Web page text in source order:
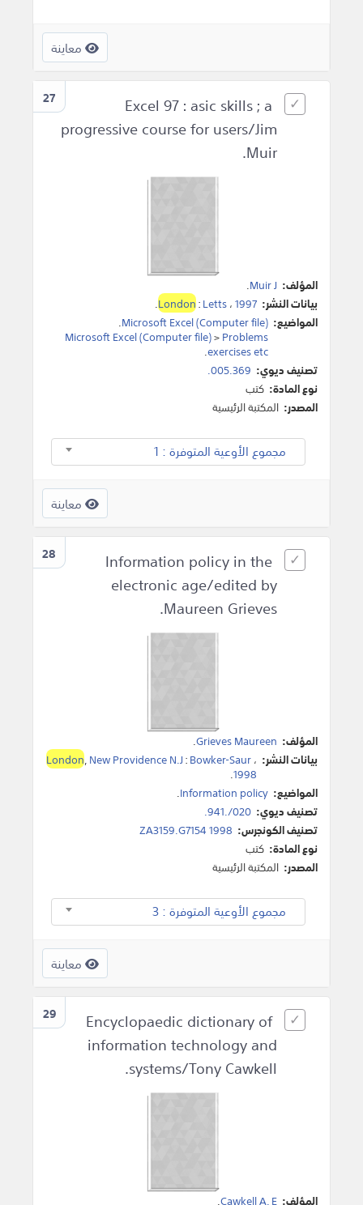
معاينة
27
Excel 97 : asic skills ; a
progressive course for users/Jim
Muir.
المؤلف: Muir J
.
بيانات النشر:
London:Letts،1997
.
المواضيع: Microsoft Excel (Computer file)
.
Microsoft Excel (Computer file)>Problems
exercises etc
.
تصنيف ديوي: 005.369.
نوع المادة: كتب
المصدر: المكتبة الرئيسية
مجموع الأوعية المتوفرة : 1
معاينة
28
Information policy in the
electronic age/edited by
Maureen Grieves.
المؤلف: Grieves Maureen
.
بيانات النشر:
London,New Providence N.J:Bowker-Saur،
1998
.
المواضيع: Information policy
.
تصنيف ديوي: 020/.941.
تصنيف الكونجرس: ZA3159.G7154 1998
نوع المادة: كتب
المصدر: المكتبة الرئيسية
مجموع الأوعية المتوفرة : 3
معاينة
29
Encyclopaedic dictionary of
information technology and
systems/Tony Cawkell.
المؤلف: Cawkell A. E
.